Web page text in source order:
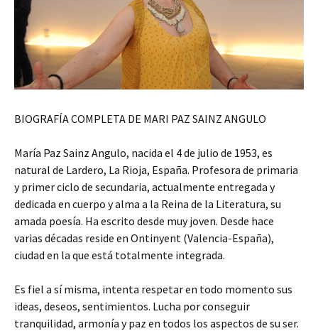
BIOGRAFÍA COMPLETA DE MARI PAZ SAINZ ANGULO
María Paz Sainz Angulo, nacida el 4 de julio de 1953, es
natural de Lardero, La Rioja, España. Profesora de primaria
y primer ciclo de secundaria, actualmente entregada y
dedicada en cuerpo y alma a la Reina de la Literatura, su
amada poesía. Ha escrito desde muy joven. Desde hace
varias décadas reside en Ontinyent (Valencia-España),
ciudad en la que está totalmente integrada.
Es fiel a sí misma, intenta respetar en todo momento sus
ideas, deseos, sentimientos. Lucha por conseguir
tranquilidad, armonía y paz en todos los aspectos de su ser.